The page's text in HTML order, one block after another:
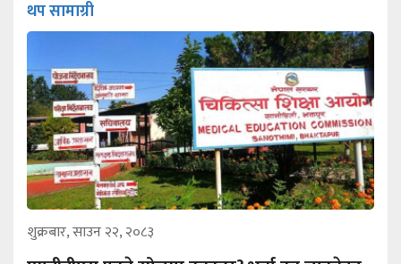
थप सामाग्री
शुक्रबार, साउन २२, २०८३